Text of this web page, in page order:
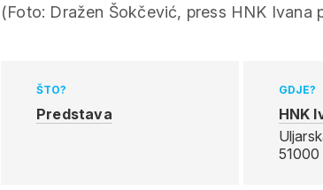
(Foto: Dražen Šokčević, press HNK Ivana
ŠTO?
Predstava
GDJE?
HNK
51000